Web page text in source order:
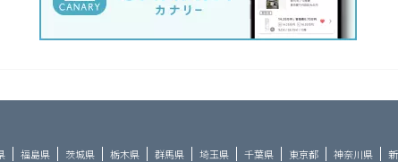
福島県 茨城県 栃木県 群馬県 埼玉県 千葉県 東京都 神奈川県